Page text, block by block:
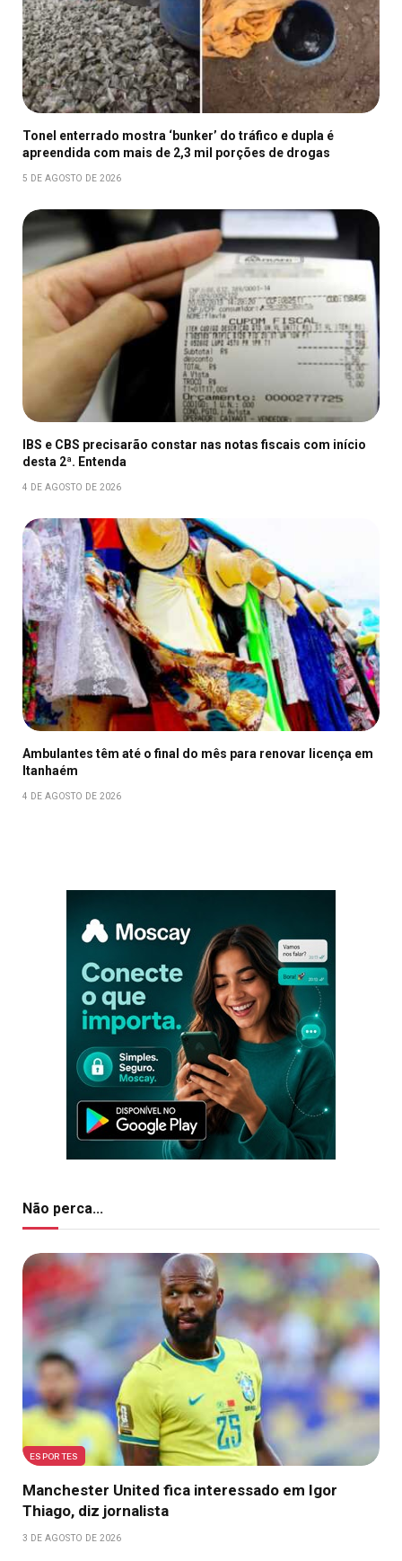
Tonel enterrado mostra ‘bunker’ do tráfico e dupla é
apreendida com mais de 2,3 mil porções de drogas
5 DE AGOSTO DE 2026
IBS e CBS precisarão constar nas notas fiscais com início
desta 2ª. Entenda
4 DE AGOSTO DE 2026
Ambulantes têm até o final do mês para renovar licença em
Itanhaém
4 DE AGOSTO DE 2026
Não perca...
ESPORTES
Manchester United fica interessado em Igor
Thiago, diz jornalista
3 DE AGOSTO DE 2026